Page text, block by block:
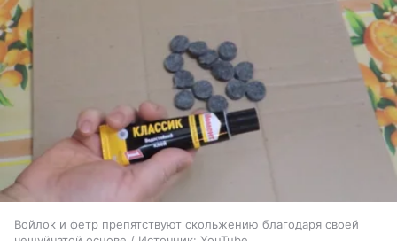
Войлок и фетр препятствуют скольжению благодаря своей